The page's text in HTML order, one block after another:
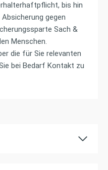
bis hin
gegen
Sach &
Menschen.
die für Sie relevanten
bei Bedarf Kontakt zu